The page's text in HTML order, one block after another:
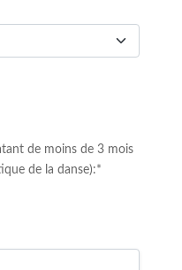
de moins de 3 mois
de la danse):*